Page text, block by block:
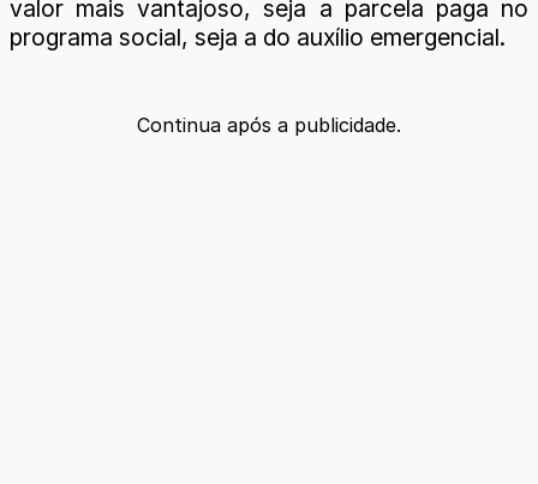
valor mais vantajoso, seja a parcela paga no
programa social, seja a do auxílio emergencial.
Continua após a publicidade.